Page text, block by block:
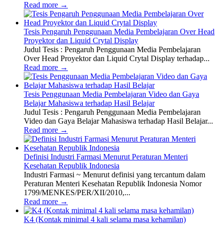
Read more →
Tesis Pengaruh Penggunaan Media Pembelajaran Over Head
Proyektor dan Liquid Crytal Display
Judul Tesis : Pengaruh Penggunaan Media Pembelajaran
Over Head Proyektor dan Liquid Crytal Display terhadap...
Read more →
Tesis Penggunaan Media Pembelajaran Video dan Gaya
Belajar Mahasiswa terhadap Hasil Belajar
Judul Tesis : Pengaruh Penggunaan Media Pembelajaran
Video dan Gaya Belajar Mahasiswa terhadap Hasil Belajar...
Read more →
Definisi Industri Farmasi Menurut Peraturan Menteri
Kesehatan Republik Indonesia
Industri Farmasi ~ Menurut definisi yang tercantum dalam
Peraturan Menteri Kesehatan Republik Indonesia Nomor
1799/MENKES/PER/XII/2010,...
Read more →
K4 (Kontak minimal 4 kali selama masa kehamilan)